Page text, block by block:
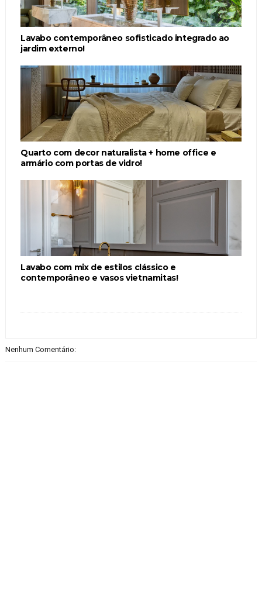
Lavabo contemporâneo sofisticado integrado ao
jardim externo!
Quarto com decor naturalista + home office e
armário com portas de vidro!
Lavabo com mix de estilos clássico e
contemporâneo e vasos vietnamitas!
Nenhum Comentário: